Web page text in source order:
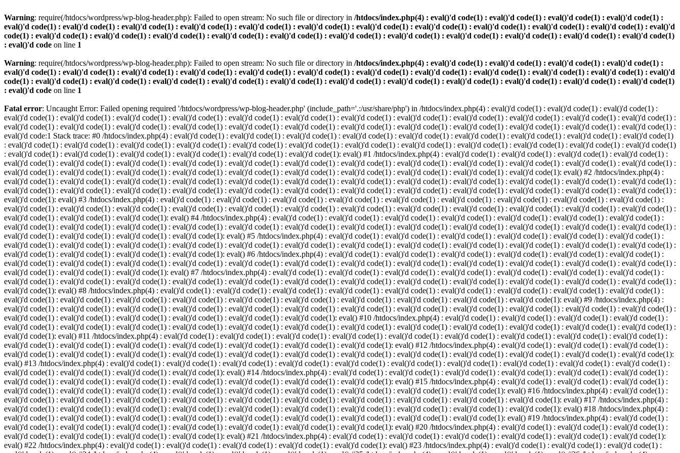
Warning: require(/htdocs/wordpress/wp-blog-header.php): Failed to open stream: No such file or directory in /htdocs/index.php(4) : eval()'d code(1) : eval()'d code(1) : eval()'d code(1) : eval()'d code(1) :
eval()'d code(1) : eval()'d code(1) : eval()'d code(1) : eval()'d code(1) : eval()'d code(1) : eval()'d code(1) : eval()'d code(1) : eval()'d code(1) : eval()'d code(1) : eval()'d code(1) : eval()'d code(1) : eval()'d
code(1) : eval()'d code(1) : eval()'d code(1) : eval()'d code(1) : eval()'d code(1) : eval()'d code(1) : eval()'d code(1) : eval()'d code(1) : eval()'d code(1) : eval()'d code(1) : eval()'d code(1) : eval()'d code(1)
: eval()'d code on line 1
Warning: require(/htdocs/wordpress/wp-blog-header.php): Failed to open stream: No such file or directory in /htdocs/index.php(4) : eval()'d code(1) : eval()'d code(1) : eval()'d code(1) : eval()'d code(1) :
eval()'d code(1) : eval()'d code(1) : eval()'d code(1) : eval()'d code(1) : eval()'d code(1) : eval()'d code(1) : eval()'d code(1) : eval()'d code(1) : eval()'d code(1) : eval()'d code(1) : eval()'d code(1) : eval()'d
code(1) : eval()'d code(1) : eval()'d code(1) : eval()'d code(1) : eval()'d code(1) : eval()'d code(1) : eval()'d code(1) : eval()'d code(1) : eval()'d code(1) : eval()'d code(1) : eval()'d code(1) : eval()'d code(1)
: eval()'d code on line 1
Fatal error: Uncaught Error: Failed opening required '/htdocs/wordpress/wp-blog-header.php' (include_path='.:/usr/share/php') in /htdocs/index.php(4) : eval()'d code(1) : eval()'d code(1) : eval()'d code(1) :
eval()'d code(1) : eval()'d code(1) : eval()'d code(1) : eval()'d code(1) : eval()'d code(1) : eval()'d code(1) : eval()'d code(1) : eval()'d code(1) : eval()'d code(1) : eval()'d code(1) : eval()'d code(1) : eval()'d code(1) :
eval()'d code(1) : eval()'d code(1) : eval()'d code(1) : eval()'d code(1) : eval()'d code(1) : eval()'d code(1) : eval()'d code(1) : eval()'d code(1) : eval()'d code(1) : eval()'d code(1) : eval()'d code(1) : eval()'d code(1) :
eval()'d code:1 Stack trace: #0 /htdocs/index.php(4) : eval()'d code(1) : eval()'d code(1) : eval()'d code(1) : eval()'d code(1) : eval()'d code(1) : eval()'d code(1) : eval()'d code(1) : eval()'d code(1) : eval()'d code(1)
: eval()'d code(1) : eval()'d code(1) : eval()'d code(1) : eval()'d code(1) : eval()'d code(1) : eval()'d code(1) : eval()'d code(1) : eval()'d code(1) : eval()'d code(1) : eval()'d code(1) : eval()'d code(1) : eval()'d code(1)
: eval()'d code(1) : eval()'d code(1) : eval()'d code(1) : eval()'d code(1) : eval()'d code(1) : eval()'d code(1): eval() #1 /htdocs/index.php(4) : eval()'d code(1) : eval()'d code(1) : eval()'d code(1) : eval()'d code(1) :
eval()'d code(1) : eval()'d code(1) : eval()'d code(1) : eval()'d code(1) : eval()'d code(1) : eval()'d code(1) : eval()'d code(1) : eval()'d code(1) : eval()'d code(1) : eval()'d code(1) : eval()'d code(1) : eval()'d code(1) :
eval()'d code(1) : eval()'d code(1) : eval()'d code(1) : eval()'d code(1) : eval()'d code(1) : eval()'d code(1) : eval()'d code(1) : eval()'d code(1) : eval()'d code(1) : eval()'d code(1): eval() #2 /htdocs/index.php(4) :
eval()'d code(1) : eval()'d code(1) : eval()'d code(1) : eval()'d code(1) : eval()'d code(1) : eval()'d code(1) : eval()'d code(1) : eval()'d code(1) : eval()'d code(1) : eval()'d code(1) : eval()'d code(1) : eval()'d code(1) :
eval()'d code(1) : eval()'d code(1) : eval()'d code(1) : eval()'d code(1) : eval()'d code(1) : eval()'d code(1) : eval()'d code(1) : eval()'d code(1) : eval()'d code(1) : eval()'d code(1) : eval()'d code(1) : eval()'d code(1) :
eval()'d code(1): eval() #3 /htdocs/index.php(4) : eval()'d code(1) : eval()'d code(1) : eval()'d code(1) : eval()'d code(1) : eval()'d code(1) : eval()'d code(1) : eval()'d code(1) : eval()'d code(1) : eval()'d code(1) :
eval()'d code(1) : eval()'d code(1) : eval()'d code(1) : eval()'d code(1) : eval()'d code(1) : eval()'d code(1) : eval()'d code(1) : eval()'d code(1) : eval()'d code(1) : eval()'d code(1) : eval()'d code(1) : eval()'d code(1) :
eval()'d code(1) : eval()'d code(1) : eval()'d code(1): eval() #4 /htdocs/index.php(4) : eval()'d code(1) : eval()'d code(1) : eval()'d code(1) : eval()'d code(1) : eval()'d code(1) : eval()'d code(1) : eval()'d code(1) :
eval()'d code(1) : eval()'d code(1) : eval()'d code(1) : eval()'d code(1) : eval()'d code(1) : eval()'d code(1) : eval()'d code(1) : eval()'d code(1) : eval()'d code(1) : eval()'d code(1) : eval()'d code(1) : eval()'d code(1) :
eval()'d code(1) : eval()'d code(1) : eval()'d code(1) : eval()'d code(1): eval() #5 /htdocs/index.php(4) : eval()'d code(1) : eval()'d code(1) : eval()'d code(1) : eval()'d code(1) : eval()'d code(1) : eval()'d code(1) :
eval()'d code(1) : eval()'d code(1) : eval()'d code(1) : eval()'d code(1) : eval()'d code(1) : eval()'d code(1) : eval()'d code(1) : eval()'d code(1) : eval()'d code(1) : eval()'d code(1) : eval()'d code(1) : eval()'d code(1) :
eval()'d code(1) : eval()'d code(1) : eval()'d code(1) : eval()'d code(1): eval() #6 /htdocs/index.php(4) : eval()'d code(1) : eval()'d code(1) : eval()'d code(1) : eval()'d code(1) : eval()'d code(1) : eval()'d code(1) :
eval()'d code(1) : eval()'d code(1) : eval()'d code(1) : eval()'d code(1) : eval()'d code(1) : eval()'d code(1) : eval()'d code(1) : eval()'d code(1) : eval()'d code(1) : eval()'d code(1) : eval()'d code(1) : eval()'d code(1) :
eval()'d code(1) : eval()'d code(1) : eval()'d code(1): eval() #7 /htdocs/index.php(4) : eval()'d code(1) : eval()'d code(1) : eval()'d code(1) : eval()'d code(1) : eval()'d code(1) : eval()'d code(1) : eval()'d code(1) :
eval()'d code(1) : eval()'d code(1) : eval()'d code(1) : eval()'d code(1) : eval()'d code(1) : eval()'d code(1) : eval()'d code(1) : eval()'d code(1) : eval()'d code(1) : eval()'d code(1) : eval()'d code(1) : eval()'d code(1) :
eval()'d code(1): eval() #8 /htdocs/index.php(4) : eval()'d code(1) : eval()'d code(1) : eval()'d code(1) : eval()'d code(1) : eval()'d code(1) : eval()'d code(1) : eval()'d code(1) : eval()'d code(1) : eval()'d code(1) :
eval()'d code(1) : eval()'d code(1) : eval()'d code(1) : eval()'d code(1) : eval()'d code(1) : eval()'d code(1) : eval()'d code(1) : eval()'d code(1) : eval()'d code(1) : eval()'d code(1): eval() #9 /htdocs/index.php(4) :
eval()'d code(1) : eval()'d code(1) : eval()'d code(1) : eval()'d code(1) : eval()'d code(1) : eval()'d code(1) : eval()'d code(1) : eval()'d code(1) : eval()'d code(1) : eval()'d code(1) : eval()'d code(1) : eval()'d code(1) :
eval()'d code(1) : eval()'d code(1) : eval()'d code(1) : eval()'d code(1) : eval()'d code(1) : eval()'d code(1): eval() #10 /htdocs/index.php(4) : eval()'d code(1) : eval()'d code(1) : eval()'d code(1) : eval()'d code(1) :
eval()'d code(1) : eval()'d code(1) : eval()'d code(1) : eval()'d code(1) : eval()'d code(1) : eval()'d code(1) : eval()'d code(1) : eval()'d code(1) : eval()'d code(1) : eval()'d code(1) : eval()'d code(1) : eval()'d code(1) :
eval()'d code(1): eval() #11 /htdocs/index.php(4) : eval()'d code(1) : eval()'d code(1) : eval()'d code(1) : eval()'d code(1) : eval()'d code(1) : eval()'d code(1) : eval()'d code(1) : eval()'d code(1) : eval()'d code(1) :
eval()'d code(1) : eval()'d code(1) : eval()'d code(1) : eval()'d code(1) : eval()'d code(1) : eval()'d code(1) : eval()'d code(1): eval() #12 /htdocs/index.php(4) : eval()'d code(1) : eval()'d code(1) : eval()'d code(1) :
eval()'d code(1) : eval()'d code(1) : eval()'d code(1) : eval()'d code(1) : eval()'d code(1) : eval()'d code(1) : eval()'d code(1) : eval()'d code(1) : eval()'d code(1) : eval()'d code(1) : eval()'d code(1) : eval()'d code(1):
eval() #13 /htdocs/index.php(4) : eval()'d code(1) : eval()'d code(1) : eval()'d code(1) : eval()'d code(1) : eval()'d code(1) : eval()'d code(1) : eval()'d code(1) : eval()'d code(1) : eval()'d code(1) : eval()'d code(1) :
eval()'d code(1) : eval()'d code(1) : eval()'d code(1) : eval()'d code(1): eval() #14 /htdocs/index.php(4) : eval()'d code(1) : eval()'d code(1) : eval()'d code(1) : eval()'d code(1) : eval()'d code(1) : eval()'d code(1) :
eval()'d code(1) : eval()'d code(1) : eval()'d code(1) : eval()'d code(1) : eval()'d code(1) : eval()'d code(1) : eval()'d code(1): eval() #15 /htdocs/index.php(4) : eval()'d code(1) : eval()'d code(1) : eval()'d code(1) :
eval()'d code(1) : eval()'d code(1) : eval()'d code(1) : eval()'d code(1) : eval()'d code(1) : eval()'d code(1) : eval()'d code(1) : eval()'d code(1) : eval()'d code(1): eval() #16 /htdocs/index.php(4) : eval()'d code(1) :
eval()'d code(1) : eval()'d code(1) : eval()'d code(1) : eval()'d code(1) : eval()'d code(1) : eval()'d code(1) : eval()'d code(1) : eval()'d code(1) : eval()'d code(1) : eval()'d code(1): eval() #17 /htdocs/index.php(4) :
eval()'d code(1) : eval()'d code(1) : eval()'d code(1) : eval()'d code(1) : eval()'d code(1) : eval()'d code(1) : eval()'d code(1) : eval()'d code(1) : eval()'d code(1) : eval()'d code(1): eval() #18 /htdocs/index.php(4) :
eval()'d code(1) : eval()'d code(1) : eval()'d code(1) : eval()'d code(1) : eval()'d code(1) : eval()'d code(1) : eval()'d code(1) : eval()'d code(1) : eval()'d code(1): eval() #19 /htdocs/index.php(4) : eval()'d code(1) :
eval()'d code(1) : eval()'d code(1) : eval()'d code(1) : eval()'d code(1) : eval()'d code(1) : eval()'d code(1) : eval()'d code(1): eval() #20 /htdocs/index.php(4) : eval()'d code(1) : eval()'d code(1) : eval()'d code(1) :
eval()'d code(1) : eval()'d code(1) : eval()'d code(1) : eval()'d code(1): eval() #21 /htdocs/index.php(4) : eval()'d code(1) : eval()'d code(1) : eval()'d code(1) : eval()'d code(1) : eval()'d code(1) : eval()'d code(1):
eval() #22 /htdocs/index.php(4) : eval()'d code(1) : eval()'d code(1) : eval()'d code(1) : eval()'d code(1) : eval()'d code(1): eval() #23 /htdocs/index.php(4) : eval()'d code(1) : eval()'d code(1) : eval()'d code(1) :